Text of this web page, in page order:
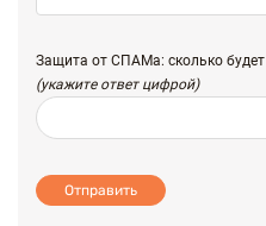
Защита от СПАМа: сколько будет
(укажите ответ цифрой)
Отправить